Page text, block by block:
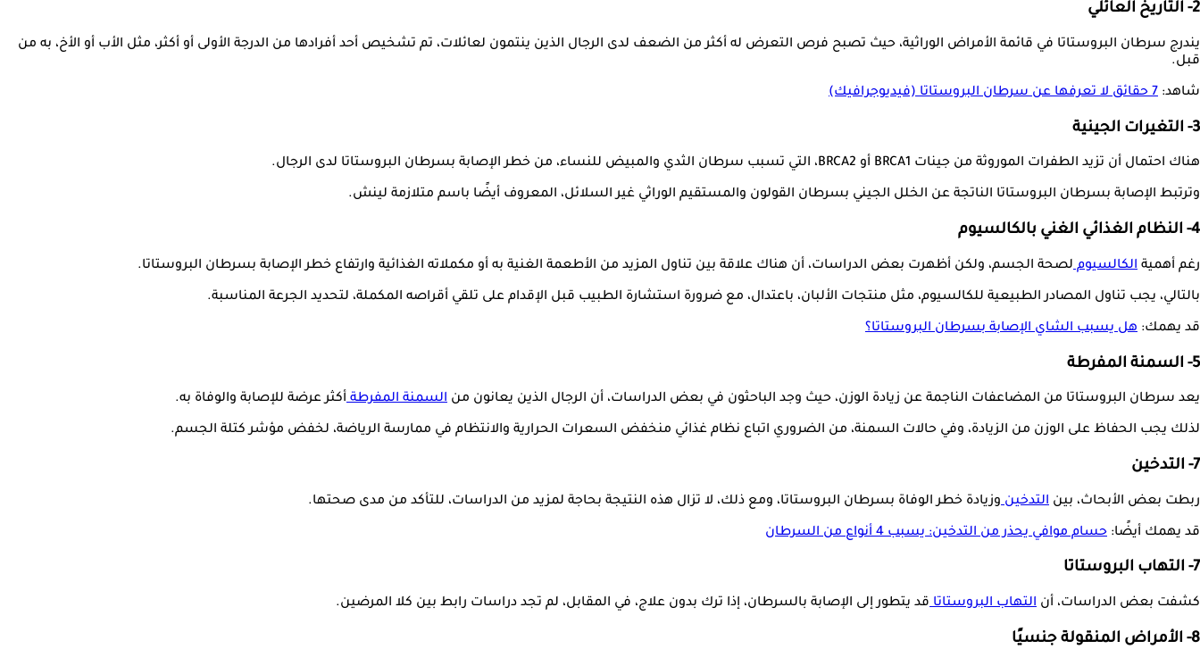
2- التاريخ العائلي
يندرج سرطان البروستاتا في قائمة الأمراض الوراثية، حيث تصبح فرص التعرض له أكثر من الضعف لدى الرجال الذين ينتمون لعائلات، تم تشخيص أحد أفرادها من الدرجة الأولى أو أكثر، مثل الأب أو الأخ، به من
قبل.
شاهد: 7 حقائق لا تعرفها عن سرطان البروستاتا (فيديوجرافيك)
3- التغيرات الجينية
هناك احتمال أن تزيد الطفرات الموروثة من جينات BRCA1 أو BRCA2، التي تسبب سرطان الثدي والمبيض للنساء، من خطر الإصابة بسرطان البروستاتا لدى الرجال.
وترتبط الإصابة بسرطان البروستاتا الناتجة عن الخلل الجيني بسرطان القولون والمستقيم الوراثي غير السلائل، المعروف أيضًا باسم متلازمة لينش.
4- النظام الغذائي الغني بالكالسيوم
رغم أهمية الكالسيوملصحة الجسم، ولكن أظهرت بعض الدراسات، أن هناك علاقة بين تناول المزيد من الأطعمة الغنية به أو مكملاته الغذائية وارتفاع خطر الإصابة بسرطان البروستاتا.
بالتالي، يجب تناول المصادر الطبيعية للكالسيوم، مثل منتجات الألبان، باعتدال، مع ضرورة استشارة الطبيب قبل الإقدام على تلقي أقراصه المكملة، لتحديد الجرعة المناسبة.
قد يهمك: هل يسبب الشاي الإصابة بسرطان البروستاتا؟
5- السمنة المفرطة
يعد سرطان البروستاتا من المضاعفات الناجمة عن زيادة الوزن، حيث وجد الباحثون في بعض الدراسات، أن الرجال الذين يعانون من السمنة المفرطةأكثر عرضة للإصابة والوفاة به.
لذلك يجب الحفاظ على الوزن من الزيادة، وفي حالات السمنة، من الضروري اتباع نظام غذائي منخفض السعرات الحرارية والانتظام في ممارسة الرياضة، لخفض مؤشر كتلة الجسم.
7- التدخين
ربطت بعض الأبحاث، بين التدخينوزيادة خطر الوفاة بسرطان البروستاتا، ومع ذلك، لا تزال هذه النتيجة بحاجة لمزيد من الدراسات، للتأكد من مدى صحتها.
قد يهمك أيضًا: حسام موافي يحذر من التدخين: يسبب 4 أنواع من السرطان
7- التهاب البروستاتا
كشفت بعض الدراسات، أن التهاب البروستاتاقد يتطور إلى الإصابة بالسرطان، إذا ترك بدون علاج، في المقابل، لم تجد دراسات رابط بين كلا المرضين.
8- الأمراض المنقولة جنسيًا